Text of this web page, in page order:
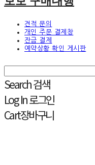
견적 문의
개인 주문 결제창
잔금 결제
예약상황 확인 게시판
Search검색
Log In로그인
Cart장바구니